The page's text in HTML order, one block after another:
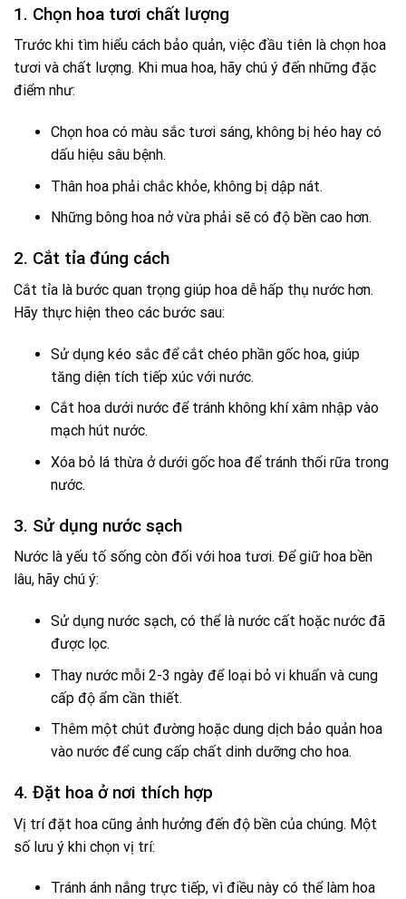
1. Chọn hoa tươi chất lượng
Trước khi tìm hiểu cách bảo quản, việc đầu tiên là chọn hoa
tươi và chất lượng. Khi mua hoa, hãy chú ý đến những đặc
điểm như:
Chọn hoa có màu sắc tươi sáng, không bị héo hay có
dấu hiệu sâu bệnh.
Thân hoa phải chắc khỏe, không bị dập nát.
Những bông hoa nở vừa phải sẽ có độ bền cao hơn.
2. Cắt tỉa đúng cách
Cắt tỉa là bước quan trọng giúp hoa dễ hấp thụ nước hơn.
Hãy thực hiện theo các bước sau:
Sử dụng kéo sắc để cắt chéo phần gốc hoa, giúp
tăng diện tích tiếp xúc với nước.
Cắt hoa dưới nước để tránh không khí xâm nhập vào
mạch hút nước.
Xóa bỏ lá thừa ở dưới gốc hoa để tránh thối rữa trong
nước.
3. Sử dụng nước sạch
Nước là yếu tố sống còn đối với hoa tươi. Để giữ hoa bền
lâu, hãy chú ý:
Sử dụng nước sạch, có thể là nước cất hoặc nước đã
được lọc.
Thay nước mỗi 2-3 ngày để loại bỏ vi khuẩn và cung
cấp độ ẩm cần thiết.
Thêm một chút đường hoặc dung dịch bảo quản hoa
vào nước để cung cấp chất dinh dưỡng cho hoa.
4. Đặt hoa ở nơi thích hợp
Vị trí đặt hoa cũng ảnh hưởng đến độ bền của chúng. Một
số lưu ý khi chọn vị trí:
Tránh ánh nắng trực tiếp, vì điều này có thể làm hoa